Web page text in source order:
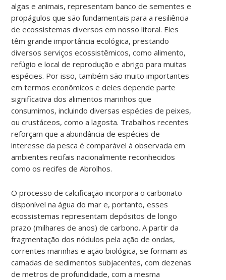
algas e animais, representam banco de sementes e
propágulos que são fundamentais para a resiliência
de ecossistemas diversos em nosso litoral. Eles
têm grande importância ecológica, prestando
diversos serviços ecossistêmicos, como alimento,
refúgio e local de reprodução e abrigo para muitas
espécies. Por isso, também são muito importantes
em termos econômicos e deles depende parte
significativa dos alimentos marinhos que
consumimos, incluindo diversas espécies de peixes,
ou crustáceos, como a lagosta. Trabalhos recentes
reforçam que a abundância de espécies de
interesse da pesca é comparável à observada em
ambientes recifais nacionalmente reconhecidos
como os recifes de Abrolhos.
O processo de calcificação incorpora o carbonato
disponível na água do mar e, portanto, esses
ecossistemas representam depósitos de longo
prazo (milhares de anos) de carbono. A partir da
fragmentação dos nódulos pela ação de ondas,
correntes marinhas e ação biológica, se formam as
camadas de sedimentos subjacentes, com dezenas
de metros de profundidade, com a mesma